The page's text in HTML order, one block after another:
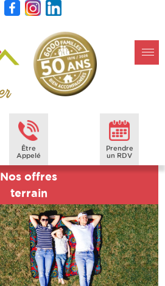
Être
Appelé
Prendre
un RDV
Nos offres
terrain